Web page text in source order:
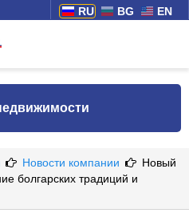
RU BG EN
Новости компании
Новый
болгарских традиций и